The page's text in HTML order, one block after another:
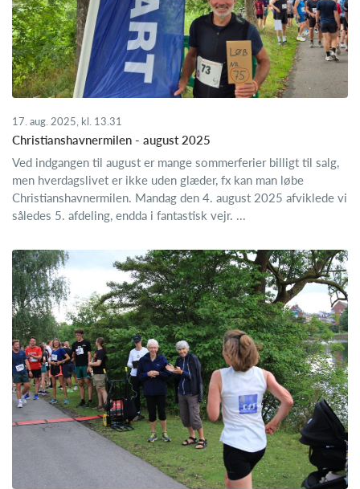
17. aug. 2025, kl. 13.31
Christianshavnermilen - august 2025
Ved indgangen til august er mange sommerferier billigt til salg,
men hverdagslivet er ikke uden glæder, fx kan man løbe
Christianshavnermilen. Mandag den 4. august 2025 afviklede vi
således 5. afdeling, endda i fantastisk vejr. ...